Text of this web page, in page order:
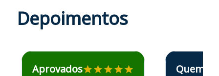
Depoimentos
Estudante José recomenda o Aprova Concursos em
Aprovados
Estudante Elais
Quem